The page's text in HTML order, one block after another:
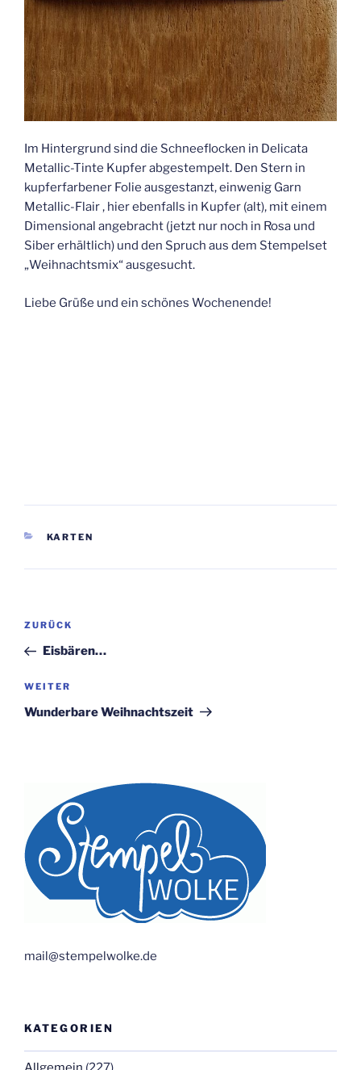
Im Hintergrund sind die Schneeflocken in Delicata
Metallic-Tinte Kupfer abgestempelt. Den Stern in
kupferfarbener Folie ausgestanzt, einwenig Garn
Metallic-Flair , hier ebenfalls in Kupfer (alt), mit einem
Dimensional angebracht (jetzt nur noch in Rosa und
Siber erhältlich) und den Spruch aus dem Stempelset
„Weihnachtsmix“ ausgesucht.
Liebe Grüße und ein schönes Wochenende!
KATEGORIEN
KARTEN
Beitragsnavigation
Vorheriger
Beitrag
ZURÜCK
Eisbären…
Nächster
Beitrag
WEITER
Wunderbare Weihnachtszeit
mail@stempelwolke.de
KATEGORIEN